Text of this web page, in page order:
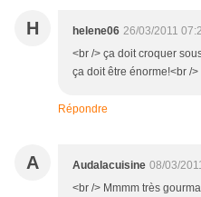
H helene06 26/03/2011
<br /> ça doit croquer
ça doit être énorme!<br />
Répondre
A Audalacuisine 08/03/
<br /> Mmmm très